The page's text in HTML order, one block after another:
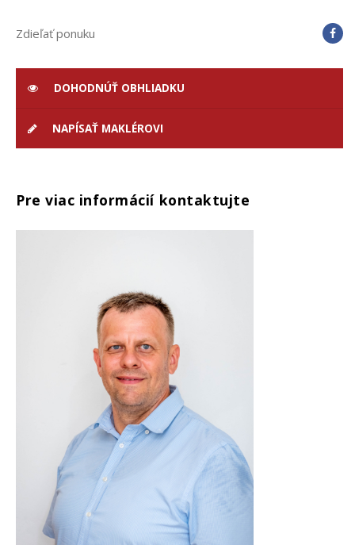
Zdieľať ponuku
DOHODNÚŤ OBHLIADKU
NAPÍSAŤ MAKLÉROVI
Pre viac informácií kontaktujte